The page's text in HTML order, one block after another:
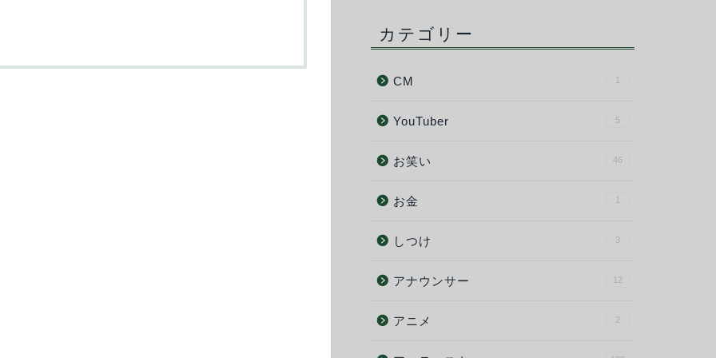
カテゴリー
CM 1
YouTuber 5
お笑い 46
お金 1
しつけ 3
アナウンサー 12
アニメ 2